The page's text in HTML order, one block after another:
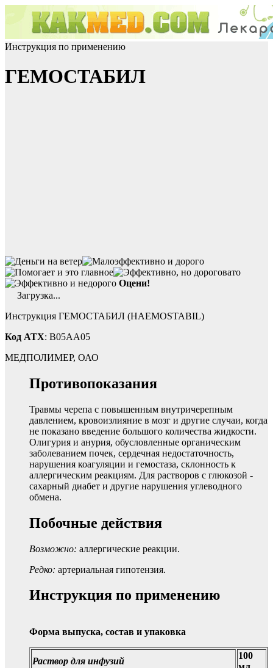
Инструкция по применению
ГЕМОСТАБИЛ
Оцени!
Загрузка...
Инструкция ГЕМОСТАБИЛ (HAEMOSTABIL)
Код ATX: B05AA05
МЕДПОЛИМЕР, ОАО
Противопоказания
Травмы черепа с повышенным внутричерепным
давлением, кровоизлияние в мозг и другие случаи, когда
не показано введение большого количества жидкости.
Олигурия и анурия, обусловленные органическим
заболеванием почек, сердечная недостаточность,
нарушения коагуляции и гемостаза, склонность к
аллергическим реакциям. Для растворов с глюкозой -
сахарный диабет и другие нарушения углеводного
обмена.
Побочные действия
Возможно: аллергические реакции.
Редко: артериальная гипотензия.
Инструкция по применению
Форма выпуска, состав и упаковка
Раствор для инфузий
100